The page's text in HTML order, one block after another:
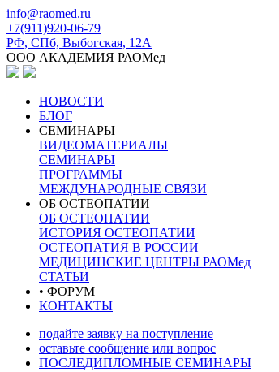
info@raomed.ru
+7(911)920-06-79
РФ, СПб, Выбогская, 12А
ООО АКАДЕМИЯ РАОМед
НОВОСТИ
БЛОГ
СЕМИНАРЫ
ВИДЕОМАТЕРИАЛЫ
СЕМИНАРЫ
ПРОГРАММЫ
МЕЖДУНАРОДНЫЕ СВЯЗИ
ОБ ОСТЕОПАТИИ
ОБ ОСТЕОПАТИИ
ИСТОРИЯ ОСТЕОПАТИИ
ОСТЕОПАТИЯ В РОССИИ
МЕДИЦИНСКИЕ ЦЕНТРЫ РАОМед
СТАТЬИ
• ФОРУМ
КОНТАКТЫ
подайте заявку на поступление
оставьте сообщение или вопрос
ПОСЛЕДИПЛОМНЫЕ СЕМИНАРЫ